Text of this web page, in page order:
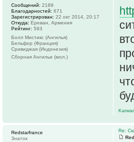
Karwar
Сообщений: 2189
Благодарностей: 671
Зарегистрирован: 22 окт 2014, 20:17
Откуда: Ереван, Армения
Рейтинг: 593
Болл Мистикс (Ангилья)
Бельфор (Франция)
Сривиджая (Индонезия)
Сборная Ангильи (мол.)
Re:
Redstarfrance
Знаток